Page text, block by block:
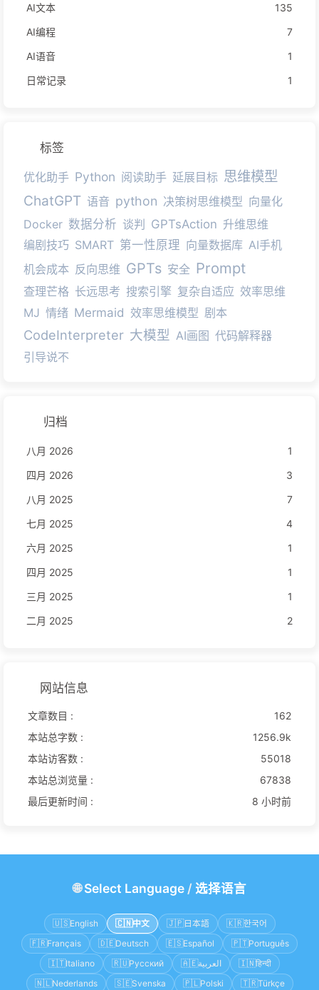
AI文本
135
AI编程
7
AI语音
1
日常记录
1
标签
优化助手 Python 阅读助手 延展目标 思维模型
ChatGPT 语音 python 决策树思维模型 向量化
Docker 数据分析 谈判 GPTsAction 升维思维
编剧技巧 SMART 第一性原理 向量数据库 AI手机
机会成本 反向思维 GPTs 安全 Prompt
查理芒格 长远思考 搜索引擎 复杂自适应 效率思维
MJ 情绪 Mermaid 效率思维模型 剧本
CodeInterpreter 大模型 AI画图 代码解释器
引导说不
归档
八月 2026
1
四月 2026
3
八月 2025
7
七月 2025
4
六月 2025
1
四月 2025
1
三月 2025
1
二月 2025
2
网站信息
文章数目 :
162
本站总字数 :
1256.9k
本站访客数 :
55018
本站总浏览量 :
67838
最后更新时间 :
8 小时前
🌐Select Language/ 选择语言
🇺🇸English 🇨🇳 中文 🇯🇵日本語 🇰🇷한국어
🇫🇷Français 🇩🇪Deutsch 🇪🇸Español 🇵🇹Português
🇮🇹Italiano 🇷🇺Русский 🇦🇪العربية 🇮🇳हिन्दी
🇳🇱Nederlands 🇸🇪Svenska 🇵🇱Polski 🇹🇷Türkçe